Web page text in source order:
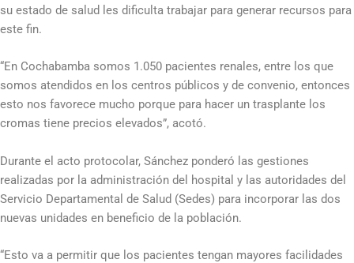
su estado de salud les dificulta trabajar para generar recursos para
este fin.
“En Cochabamba somos 1.050 pacientes renales, entre los que
somos atendidos en los centros públicos y de convenio, entonces
esto nos favorece mucho porque para hacer un trasplante los
cromas tiene precios elevados”, acotó.
Durante el acto protocolar, Sánchez ponderó las gestiones
realizadas por la administración del hospital y las autoridades del
Servicio Departamental de Salud (Sedes) para incorporar las dos
nuevas unidades en beneficio de la población.
“Esto va a permitir que los pacientes tengan mayores facilidades